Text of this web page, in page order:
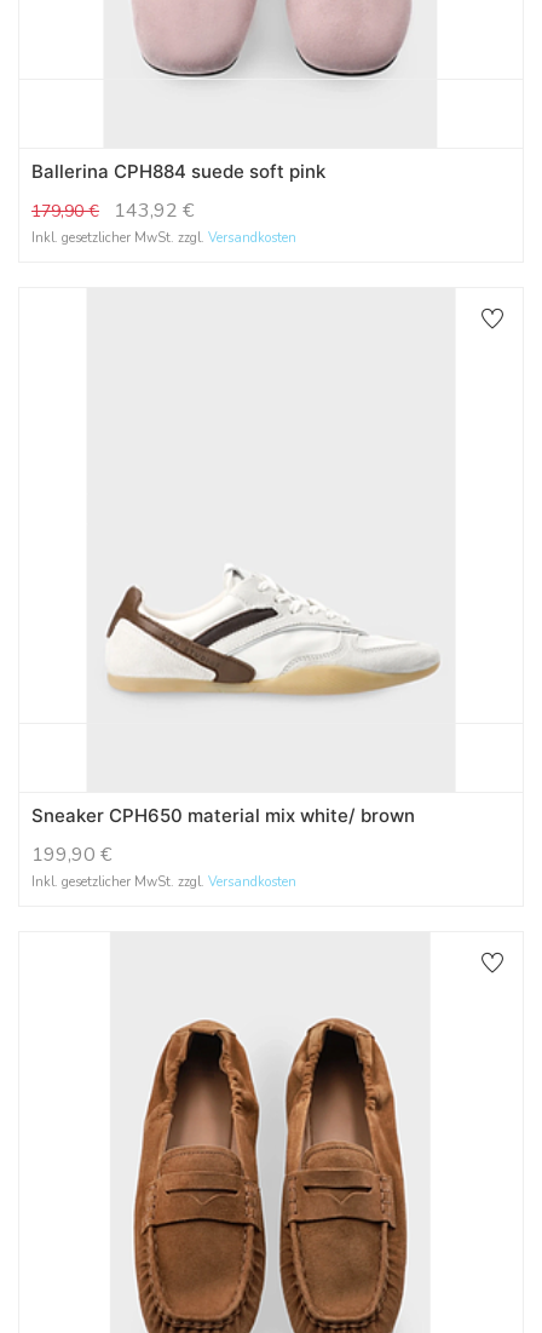
Ballerina CPH884 suede soft pink
179,90€ 143,92 €
Inkl. gesetzlicher MwSt. zzgl. Versandkosten
Sneaker CPH650 material mix white/ brown
199,90 €
Inkl. gesetzlicher MwSt. zzgl. Versandkosten